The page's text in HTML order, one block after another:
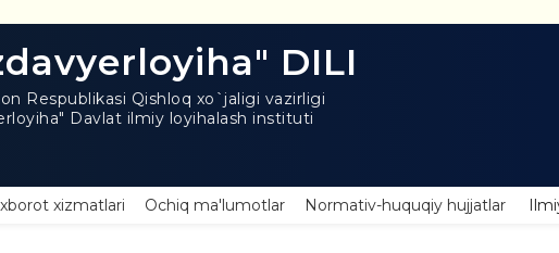
DILI
Respublikasi Qishloq xo`jaligi vazirligi
Davlat ilmiy loyihalash instituti
xizmatlari Ochiq ma'lumotlar Normativ-huquqiy hujjatlar